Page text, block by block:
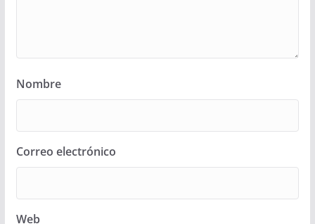
Nombre
Correo electrónico
Web